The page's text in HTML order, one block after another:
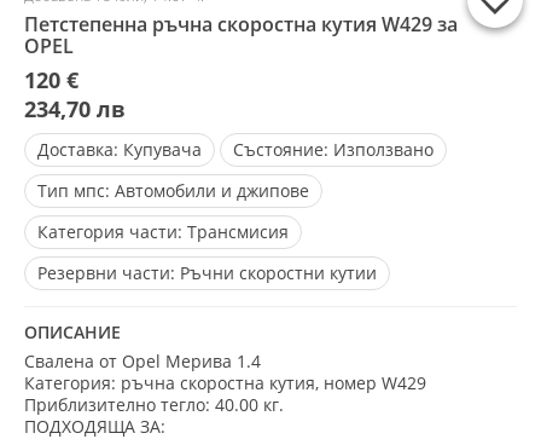
Петстепенна ръчна скоростна кутия W429 за
OPEL
120 €
234,70 лв
Доставка: Купувача Състояние: Използвано
Тип мпс: Автомобили и джипове
Категория части: Трансмисия
Резервни части: Ръчни скоростни кутии
ОПИСАНИЕ
Свалена от Opel Мерива 1.4
Категория: ръчна скоростна кутия, номер W429
Приблизително тегло: 40.00 кг.
ПОДХОДЯЩА ЗА: